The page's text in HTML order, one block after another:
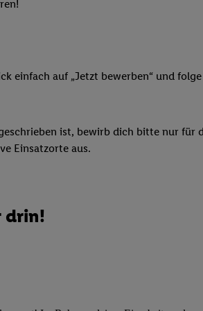
einfach auf „Jetzt bewerben“ und
ist, bewirb dich bitte nur
Einsatzorte aus.
drin!
Verknüpfung verschiedener Endgeräte,
Verwendung genauer Standortdaten.
zur Auswahl personalisierter Werbung.